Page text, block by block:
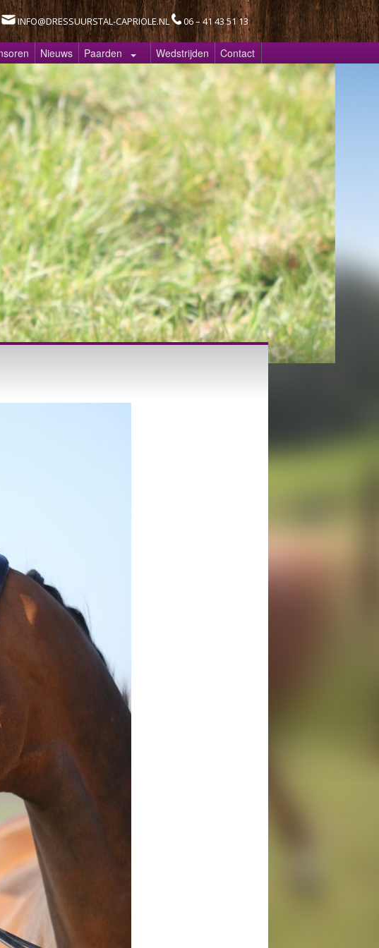
INFO@DRESSUURSTAL-CAPRIOLE.NL 06 – 41 43 51 13
Nieuws Paarden Wedstrijden Contact